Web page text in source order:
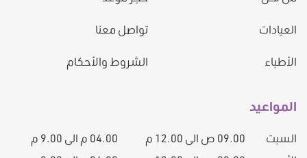
العيادات
الأطباء
تواصل معنا
الشروط والأحكام
المواعيد
السبت 09.00 ص الى 12.00 م
04.00 م الى 9.00 م